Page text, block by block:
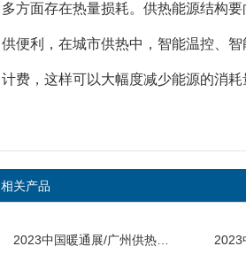
多方面存在热量损耗。供热能源结构
供便利，在城市供热中，智能温控、
计费，这样可以大幅度减少能源的消耗
相关产品